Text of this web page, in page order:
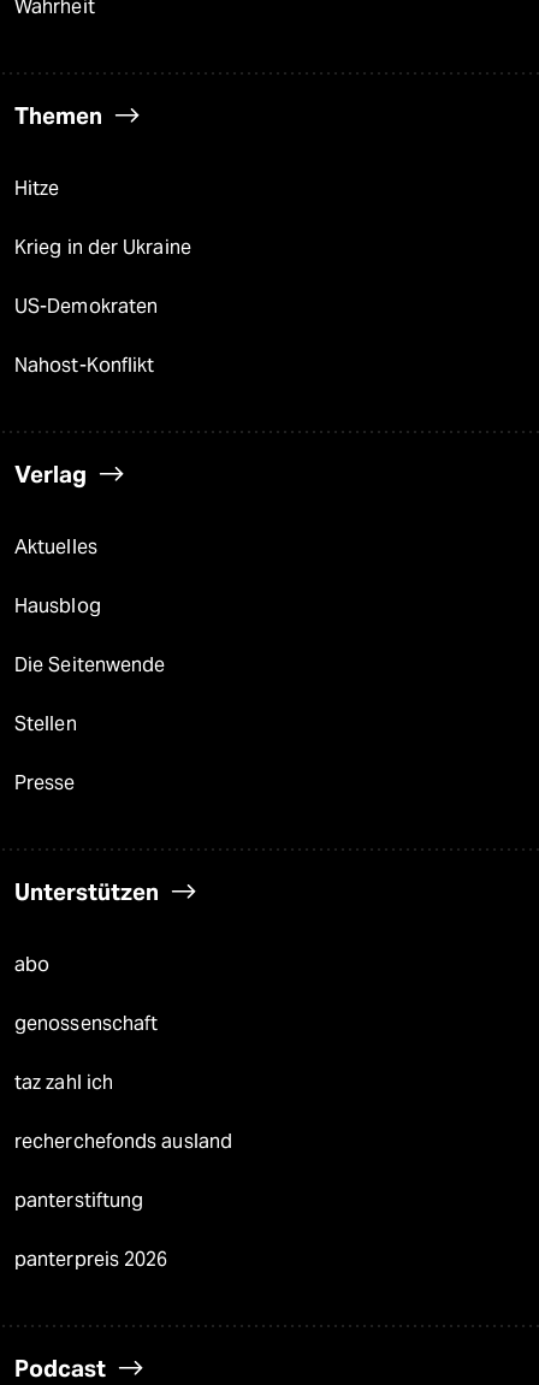
Wahrheit
Themen
Hitze
Krieg in der Ukraine
US-Demokraten
Nahost-Konflikt
Verlag
Aktuelles
Hausblog
Die Seitenwende
Stellen
Presse
Unterstützen
abo
genossenschaft
taz zahl ich
recherchefonds ausland
panterstiftung
panterpreis 2026
Podcast